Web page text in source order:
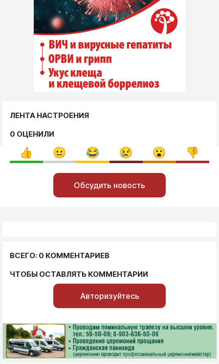
ЛЕНТА НАСТРОЕНИЯ
0 ОЦЕНИЛИ
Обсудить новость
ВСЕГО: 0 КОММЕНТАРИЕВ
ЧТОБЫ ОСТАВЛЯТЬ КОММЕНТАРИИ
Авторизуйтесь